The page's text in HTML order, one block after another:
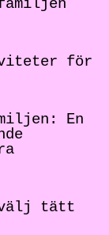
för
En
välj tätt